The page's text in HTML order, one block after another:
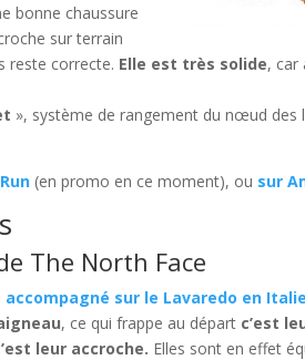
bonne chaussure
sur terrain
reste correcte. Elle est très solide, car
», système de rangement du nœud des
(en promo en ce moment), ou sur
The North Face
accompagné sur le Lavaredo en Italie
, ce qui frappe au départ c’est
leur accroche. Elles sont en effet